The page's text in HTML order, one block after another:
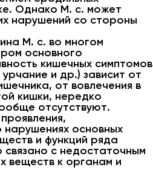
Однако М. с. может
нарушений со стороны
М. с. во многом
основного
кишечных симптомов
и др.) зависит от
от вовлечения в
кишки, нередко
отсутствуют.
основных
и функций ряда
связано с недостаточным
веществ к органам и